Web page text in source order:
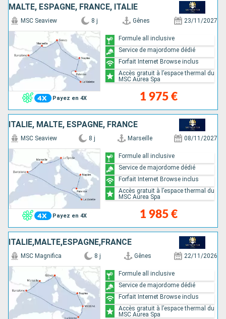
MALTE, ESPAGNE, FRANCE, ITALIE
Payez en 4X
MSC Seaview 8 j Gênes 23/11/2027
1 975 €
Formule all inclusive
Service de majordome dédié
Forfait Internet Browse inclus
Accès gratuit à l’espace thermal du
MSC Aurea Spa
ITALIE, MALTE, ESPAGNE, FRANCE
Payez en 4X
MSC Seaview 8 j Marseille 08/11/2027
1 985 €
Formule all inclusive
Service de majordome dédié
Forfait Internet Browse inclus
Accès gratuit à l’espace thermal du
MSC Aurea Spa
ITALIE,MALTE,ESPAGNE,FRANCE
MSC Magnifica 8 j Gênes 22/11/2026
Formule all inclusive
Service de majordome dédié
Forfait Internet Browse inclus
Accès gratuit à l’espace thermal du
MSC Aurea Spa